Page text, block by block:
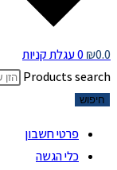
₪0.0
0עגלת קניות
Products search
חיפוש
פרטי חשבון
כלי הגשה